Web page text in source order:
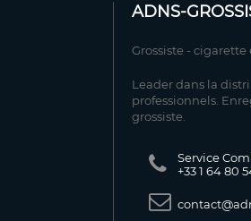
ADNS-
Grossiste - cigarette
Leader dans la
professionnels.
grossiste.
Service
+33 1 64 80